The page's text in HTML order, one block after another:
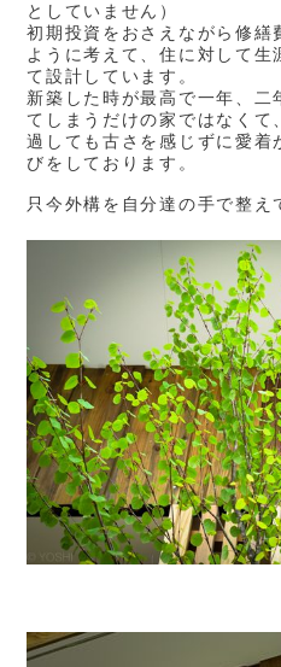
としていません）
初期投資をおさえながら修繕
ように考えて、住に対して生
て設計しています。
新築した時が最高で一年、二
てしまうだけの家ではなく
過しても古さを感じずに愛着
びをしております。
只今外構を自分達の手で整え